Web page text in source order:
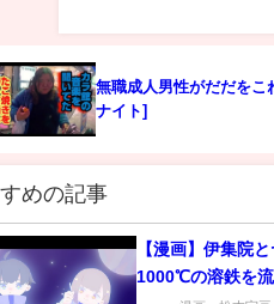
無職成人男性がだだをこ
ナイト]
めの記事
【漫画】伊集院
1000℃の溶鉄を